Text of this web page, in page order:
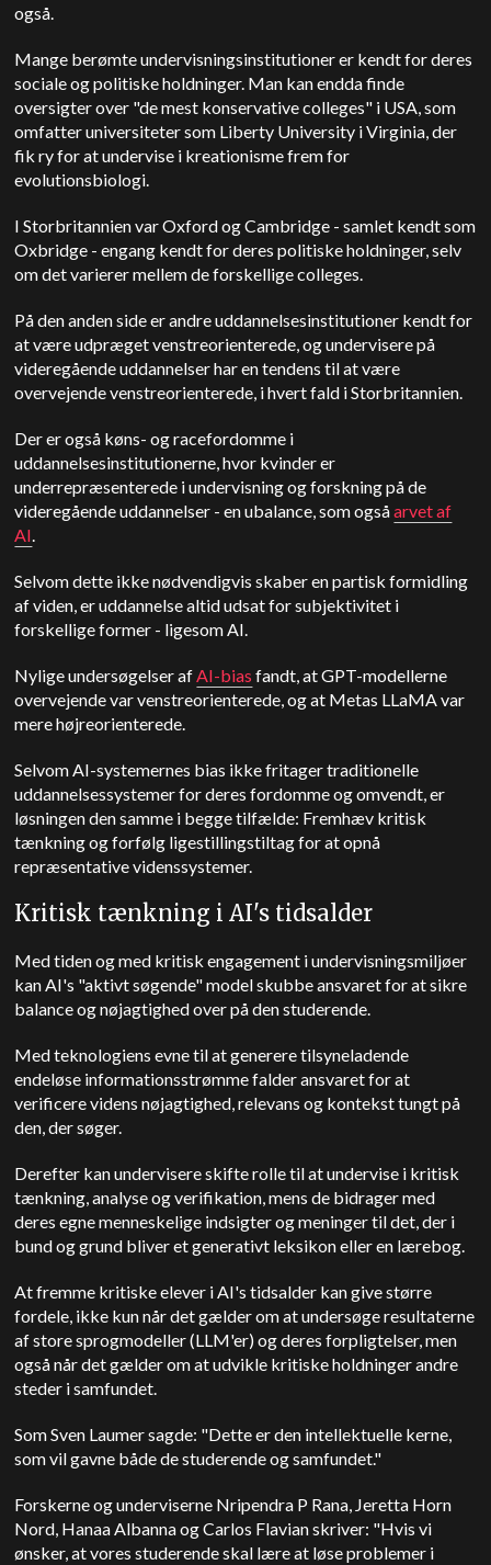
også.
Mange berømte undervisningsinstitutioner er kendt for deres
sociale og politiske holdninger. Man kan endda finde
oversigter over "de mest konservative colleges" i USA, som
omfatter universiteter som Liberty University i Virginia, der
fik ry for at undervise i kreationisme frem for
evolutionsbiologi.
I Storbritannien var Oxford og Cambridge - samlet kendt som
Oxbridge - engang kendt for deres politiske holdninger, selv
om det varierer mellem de forskellige colleges.
På den anden side er andre uddannelsesinstitutioner kendt for
at være udpræget venstreorienterede, og undervisere på
videregående uddannelser har en tendens til at være
overvejende venstreorienterede, i hvert fald i Storbritannien.
Der er også køns- og racefordomme i
uddannelsesinstitutionerne, hvor kvinder er
underrepræsenterede i undervisning og forskning på de
videregående uddannelser - en ubalance, som ogsåarvet af
AI.
Selvom dette ikke nødvendigvis skaber en partisk formidling
af viden, er uddannelse altid udsat for subjektivitet i
forskellige former - ligesom AI.
Nylige undersøgelser afAI-bias fandt, at GPT-modellerne
overvejende var venstreorienterede, og at Metas LLaMA var
mere højreorienterede.
Selvom AI-systemernes bias ikke fritager traditionelle
uddannelsessystemer for deres fordomme og omvendt, er
løsningen den samme i begge tilfælde: Fremhæv kritisk
tænkning og forfølg ligestillingstiltag for at opnå
repræsentative videnssystemer.
Kritisk tænkning i AI's tidsalder
Med tiden og med kritisk engagement i undervisningsmiljøer
kan AI's "aktivt søgende" model skubbe ansvaret for at sikre
balance og nøjagtighed over på den studerende.
Med teknologiens evne til at generere tilsyneladende
endeløse informationsstrømme falder ansvaret for at
verificere videns nøjagtighed, relevans og kontekst tungt på
den, der søger.
Derefter kan undervisere skifte rolle til at undervise i kritisk
tænkning, analyse og verifikation, mens de bidrager med
deres egne menneskelige indsigter og meninger til det, der i
bund og grund bliver et generativt leksikon eller en lærebog.
At fremme kritiske elever i AI's tidsalder kan give større
fordele, ikke kun når det gælder om at undersøge resultaterne
af store sprogmodeller (LLM'er) og deres forpligtelser, men
også når det gælder om at udvikle kritiske holdninger andre
steder i samfundet.
Som Sven Laumer sagde: "Dette er den intellektuelle kerne,
som vil gavne både de studerende og samfundet."
Forskerne og underviserne Nripendra P Rana, Jeretta Horn
Nord, Hanaa Albanna og Carlos Flavian skriver: "Hvis vi
ønsker, at vores studerende skal lære at løse problemer i